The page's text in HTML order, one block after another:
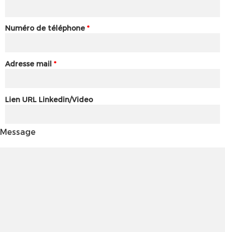
Numéro de téléphone *
Adresse mail *
Lien URL Linkedin/Video
Message